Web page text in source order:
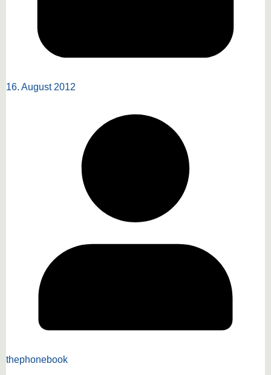
16. August 2012
thephonebook